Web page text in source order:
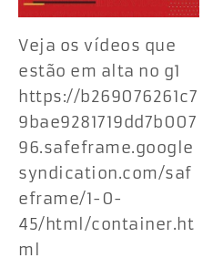
Veja os vídeos que
estão em alta no g1
https://b269076261c7
9bae9281719dd7b007
96.safeframe.google
syndication.com/saf
eframe/1-0-
45/html/container.ht
ml